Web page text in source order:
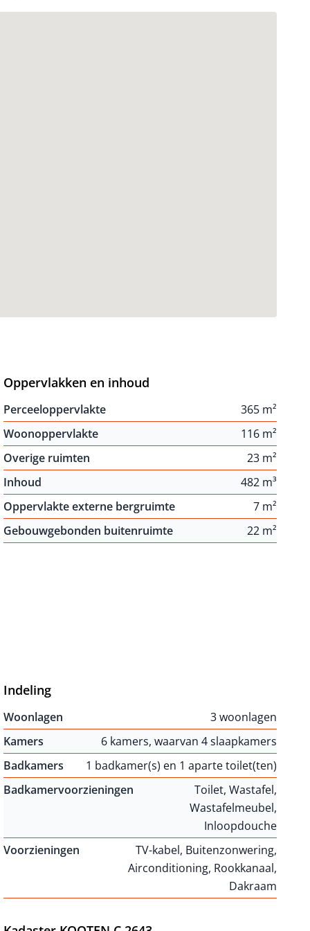
Oppervlakken en inhoud
Perceeloppervlakte
365 m²
Woonoppervlakte
116 m²
Overige ruimten
23 m²
Inhoud
482 m³
Oppervlakte externe bergruimte
7 m²
Gebouwgebonden buitenruimte
22 m²
Indeling
Woonlagen
3 woonlagen
Kamers
6 kamers, waarvan 4 slaapkamers
Badkamers
1 badkamer(s) en 1 aparte toilet(ten)
Badkamervoorzieningen
Toilet, Wastafel,
Wastafelmeubel,
Inloopdouche
Voorzieningen
TV-kabel, Buitenzonwering,
Airconditioning, Rookkanaal,
Dakraam